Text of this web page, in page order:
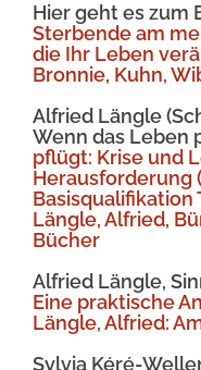
Hier geht es zum
Sterbende am
die Ihr Leben
Bronnie, Kuhn,
Alfried Längle
Wenn das Leben
pflügt: Krise und
Herausforderung
Basisqualifikation
Längle, Alfried,
Bücher
Alfried Längle,
Eine praktische
Längle, Alfried:
Sylvia Kéré-